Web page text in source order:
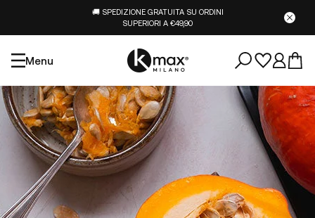
🚚 SPEDIZIONE GRATUITA SU ORDINI
SUPERIORI A €49,90
Menu